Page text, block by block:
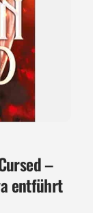
–
entführt